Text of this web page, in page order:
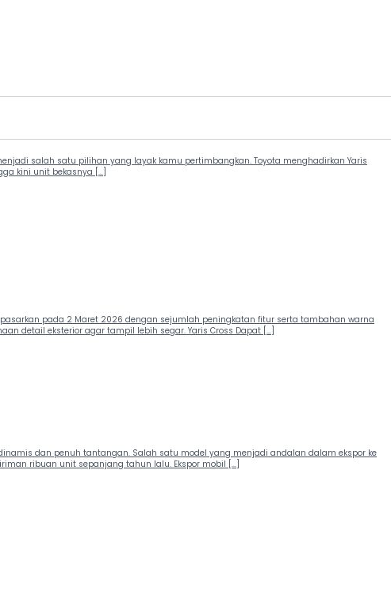
salah satu pilihan yang layak kamu pertimbangkan. Toyota menghadirkan Yaris
kini unit bekasnya […]
pada 2 Maret 2026 dengan sejumlah peningkatan fitur serta tambahan warna
detail eksterior agar tampil lebih segar. Yaris Cross Dapat […]
dan penuh tantangan. Salah satu model yang menjadi andalan dalam ekspor ke
ribuan unit sepanjang tahun lalu. Ekspor mobil […]